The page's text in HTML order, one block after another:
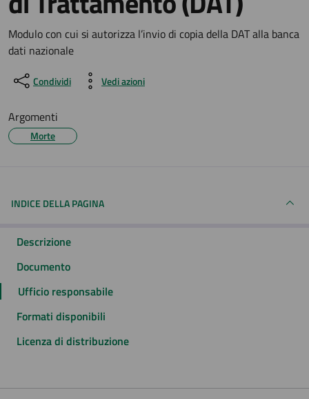
Dettagli del documento
Modulo con cui si autorizza l’invio di copia della DAT alla banca
dati nazionale
Condividi Vedi azioni
Argomenti
Morte
INDICE DELLA PAGINA
Descrizione
Documento
Ufficio responsabile
Formati disponibili
Licenza di distribuzione